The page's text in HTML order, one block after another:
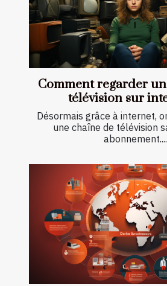
Comment regarder
télévision sur
Désormais grâce à internet,
une chaîne de télévision
abonnement....